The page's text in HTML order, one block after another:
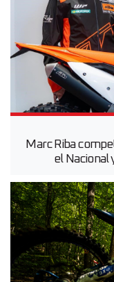
Marc Riba
el Nacional